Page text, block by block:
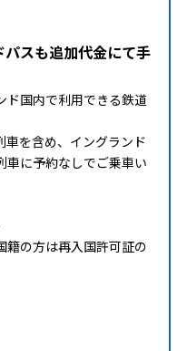
スも追加代金にて手
国内で利用できる鉄道
を含め、イングランド
車に予約なしでご乗車い
の方は再入国許可証の